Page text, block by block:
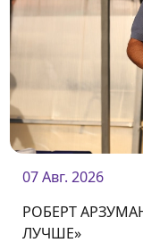
07 Авг. 2026
РОБЕРТ
ЛУЧШЕ»